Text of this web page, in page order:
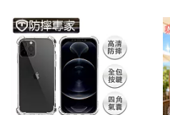
Andrew Brad(117)
Journal(117)
石油工業出版社(849)
中國石化出版社(819)